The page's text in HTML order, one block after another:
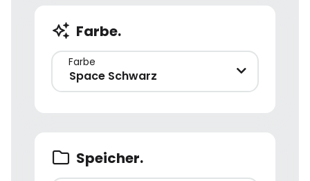
Farbe.
Farbe
Space Schwarz
Speicher.